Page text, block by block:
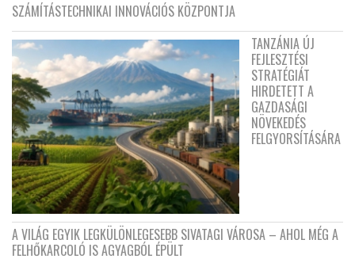
SZÁMÍTÁSTECHNIKAI INNOVÁCIÓS KÖZPONTJA
TANZÁNIA ÚJ
FEJLESZTÉSI
STRATÉGIÁT
HIRDETETT A
GAZDASÁGI
NÖVEKEDÉS
FELGYORSÍTÁSÁRA
A VILÁG EGYIK LEGKÜLÖNLEGESEBB SIVATAGI VÁROSA – AHOL MÉG A
FELHŐKARCOLÓ IS AGYAGBÓL ÉPÜLT